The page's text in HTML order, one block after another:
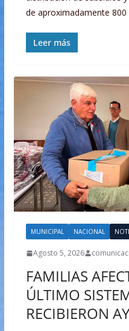
de aproximadamente
Leer más
MUNICIPAL NACIONAL
Agosto 5, 2026
FAMILIAS
ÚLTIMO
RECIBIERON